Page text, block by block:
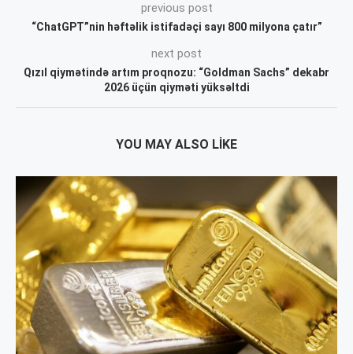
previous post
“ChatGPT”nin həftəlik istifadəçi sayı 800 milyona çatır”
next post
Qızıl qiymətində artım proqnozu: “Goldman Sachs” dekabr
2026 üçün qiyməti yüksəltdi
YOU MAY ALSO LIKE